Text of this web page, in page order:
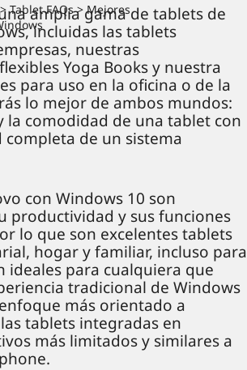
Tablet FAQs> Mejores
amplia gama de tablets de
incluidas las tablets
nuestras
Yoga Books y nuestra
para uso en la oficina o de la
lo mejor de ambos mundos:
la comodidad de una tablet con
de un sistema
con Windows 10 son
productividad y sus funciones
lo que son excelentes tablets
hogar y familiar, incluso para
ideales para cualquiera que
tradicional de Windows
más orientado a
tablets integradas en
más limitados y similares a